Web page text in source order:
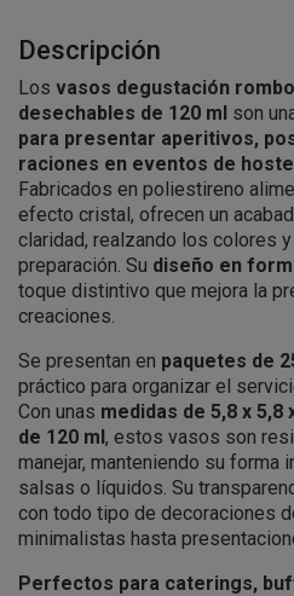
Descripción
Los vasos degustación
desechables de 120 ml son
para presentar aperitivos,
raciones en eventos de
Fabricados en poliestireno
efecto cristal, ofrecen un
claridad, realzando los colores
preparación. Su diseño en
toque distintivo que mejora la
creaciones.
Se presentan en paquetes de
práctico para organizar el
Con unas medidas de 5,8 x 5,8
de 120 ml, estos vasos son
manejar, manteniendo su forma
salsas o líquidos. Su
con todo tipo de decoraciones
minimalistas hasta
Perfectos para caterings,